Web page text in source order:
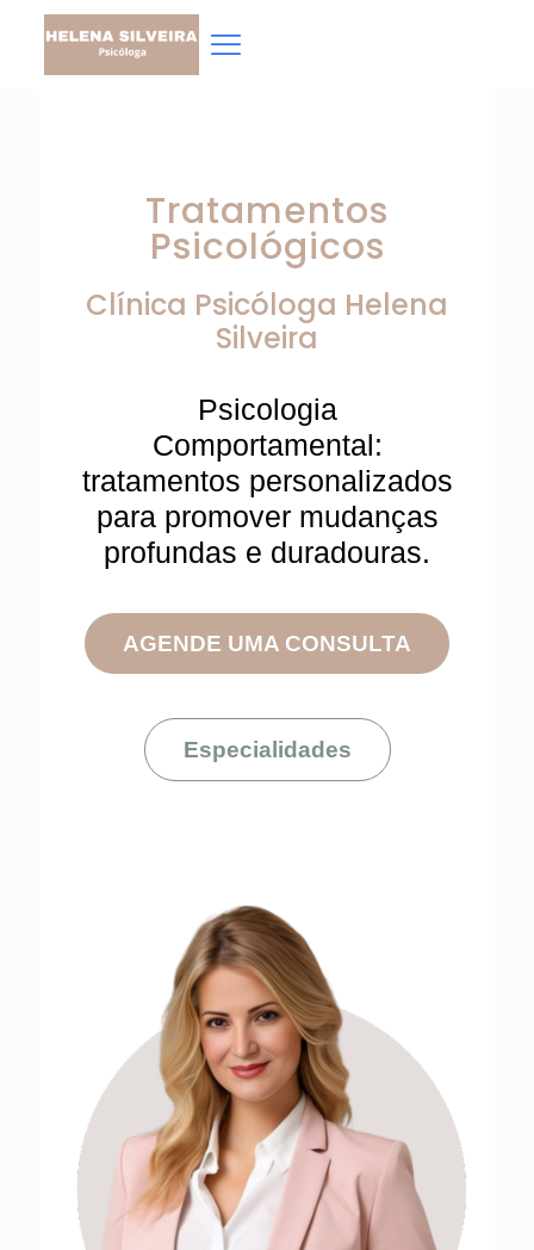
Tratamentos
Psicológicos
Clínica Psicóloga Helena
Silveira
Psicologia
Comportamental:
tratamentos personalizados
para promover mudanças
profundas e duradouras.
AGENDE UMA CONSULTA
Especialidades